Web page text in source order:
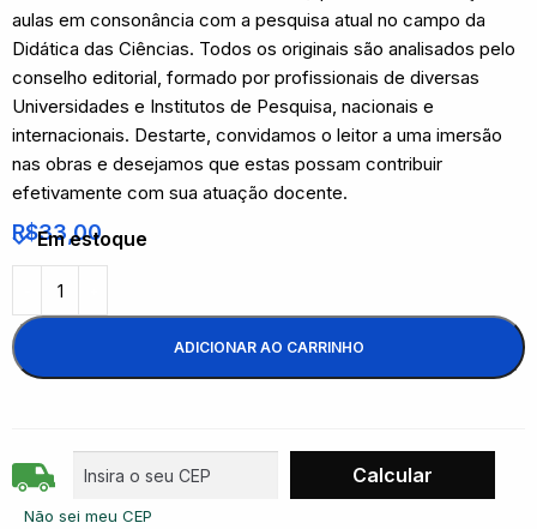
aulas em consonância com a pesquisa atual no campo da
Didática das Ciências. Todos os originais são analisados pelo
conselho editorial, formado por profissionais de diversas
Universidades e Institutos de Pesquisa, nacionais e
internacionais. Destarte, convidamos o leitor a uma imersão
nas obras e desejamos que estas possam contribuir
efetivamente com sua atuação docente.
R$33,00
Em estoque
ADICIONAR AO CARRINHO
Não sei meu CEP